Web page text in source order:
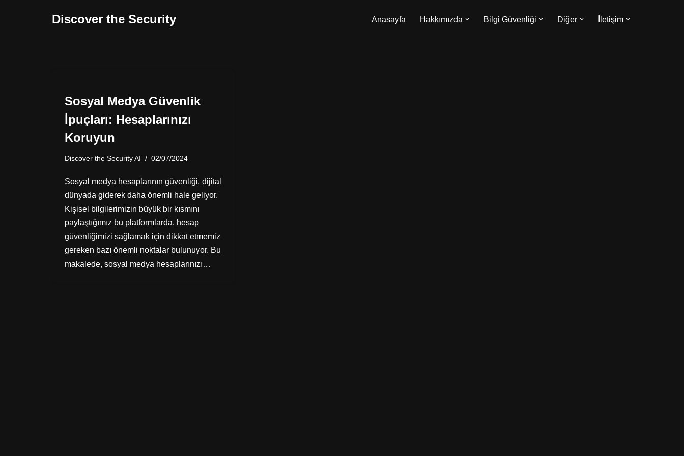
Discover the Security Anasayfa Hakkımızda Bilgi Güvenliği Diğer İletişim
Sosyal Medya Güvenlik
İpuçları: Hesaplarınızı
Koruyun
Discover the Security AI 02/07/2024
Sosyal medya hesaplarının güvenliği, dijital
dünyada giderek daha önemli hale geliyor.
Kişisel bilgilerimizin büyük bir kısmını
paylaştığımız bu platformlarda, hesap
güvenliğimizi sağlamak için dikkat etmemiz
gereken bazı önemli noktalar bulunuyor. Bu
makalede, sosyal medya hesaplarınızı…